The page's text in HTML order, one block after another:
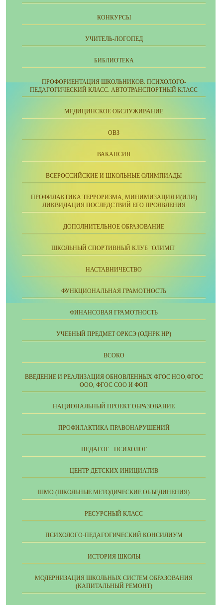
КОНКУРСЫ
УЧИТЕЛЬ-ЛОГОПЕД
БИБЛИОТЕКА
ПРОФОРИЕНТАЦИЯ ШКОЛЬНИКОВ. ПСИХОЛОГО-
ПЕДАГОГИЧЕСКИЙ КЛАСС. АВТОТРАНСПОРТНЫЙ КЛАСС
МЕДИЦИНСКОЕ ОБСЛУЖИВАНИЕ
ОВЗ
ВАКАНСИЯ
ВСЕРОССИЙСКИЕ И ШКОЛЬНЫЕ ОЛИМПИАДЫ
ПРОФИЛАКТИКА ТЕРРОРИЗМА, МИНИМИЗАЦИЯ И(ИЛИ)
ЛИКВИДАЦИЯ ПОСЛЕДСТВИЙ ЕГО ПРОЯВЛЕНИЯ
ДОПОЛНИТЕЛЬНОЕ ОБРАЗОВАНИЕ
ШКОЛЬНЫЙ СПОРТИВНЫЙ КЛУБ "ОЛИМП"
НАСТАВНИЧЕСТВО
ФУНКЦИОНАЛЬНАЯ ГРАМОТНОСТЬ
ФИНАНСОВАЯ ГРАМОТНОСТЬ
УЧЕБНЫЙ ПРЕДМЕТ ОРКСЭ (ОДНРК НР)
ВСОКО
ВВЕДЕНИЕ И РЕАЛИЗАЦИЯ ОБНОВЛЕННЫХ ФГОС НОО,ФГОС
ООО, ФГОС СОО И ФОП
НАЦИОНАЛЬНЫЙ ПРОЕКТ ОБРАЗОВАНИЕ
ПРОФИЛАКТИКА ПРАВОНАРУШЕНИЙ
ПЕДАГОГ - ПСИХОЛОГ
ЦЕНТР ДЕТСКИХ ИНИЦИАТИВ
ШМО (ШКОЛЬНЫЕ МЕТОДИЧЕСКИЕ ОБЪЕДИНЕНИЯ)
РЕСУРСНЫЙ КЛАСС
ПСИХОЛОГО-ПЕДАГОГИЧЕСКИЙ КОНСИЛИУМ
ИСТОРИЯ ШКОЛЫ
МОДЕРНИЗАЦИЯ ШКОЛЬНЫХ СИСТЕМ ОБРАЗОВАНИЯ
(КАПИТАЛЬНЫЙ РЕМОНТ)